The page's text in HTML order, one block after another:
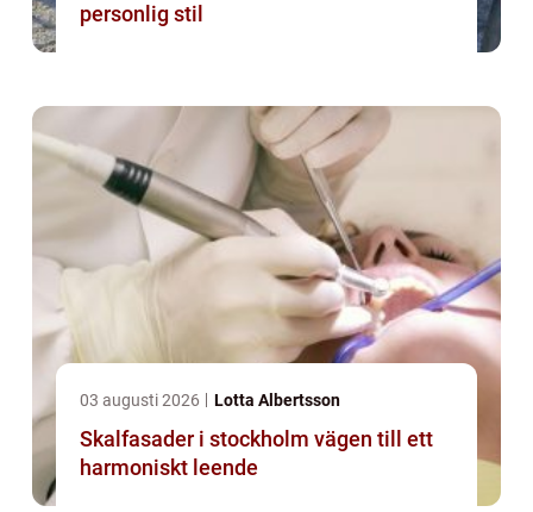
personlig stil
03 augusti 2026 Lotta Albertsson
Skalfasader i stockholm vägen till ett
harmoniskt leende